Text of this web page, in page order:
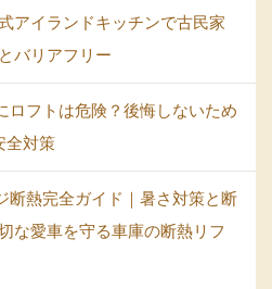
アイランドキッチンで古民家
バリアフリー
ロフトは危険？後悔しないため
全対策
断熱完全ガイド｜暑さ対策と断
な愛車を守る車庫の断熱リフ